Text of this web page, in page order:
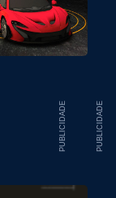
PUBLICIDADE
PUBLICIDADE